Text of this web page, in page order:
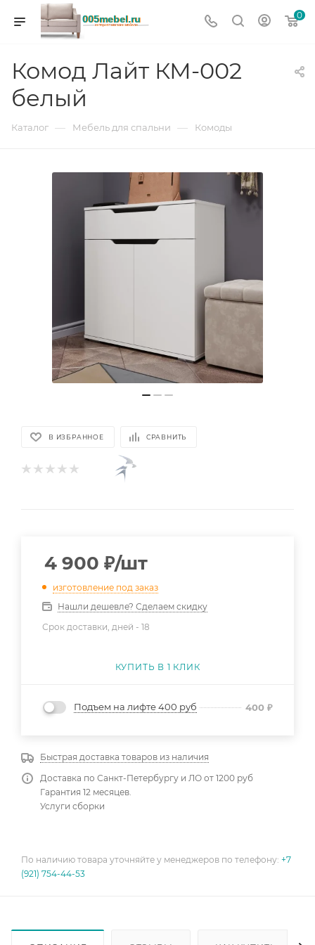
0
Комод Лайт КМ-002
белый
Каталог — Мебель для спальни — Комоды
В ИЗБРАННОЕ СРАВНИТЬ
4 900 ₽/шт
изготовление под заказ
Нашли дешевле? Сделаем скидку
Срок доставки, дней - 18
КУПИТЬ В 1 КЛИК
Подъем на лифте 400 руб 400 ₽
Быстрая доставка товаров из наличия
Доставка по Санкт-Петербургу и ЛО от 1200 руб
Гарантия 12 месяцев.
Услуги сборки
По наличию товара уточняйте у менеджеров по телефону: +7
(921) 754-44-53